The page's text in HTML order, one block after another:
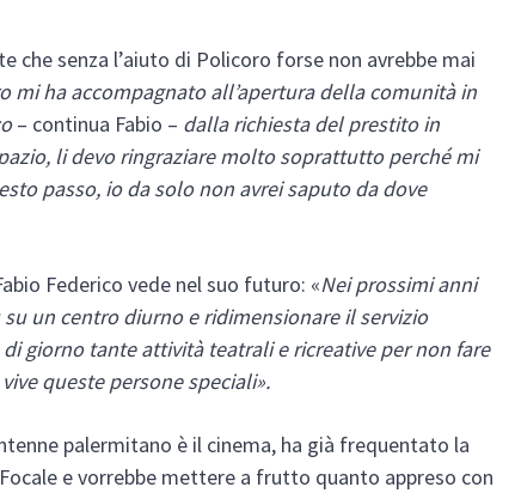
che senza l’aiuto di Policoro forse non avrebbe mai
mi ha accompagnato all’apertura della comunità in
– continua Fabio – dalla richiesta del prestito in
li devo ringraziare molto soprattutto perché mi
passo, io da solo non avrei saputo da dove
Federico vede nel suo futuro: «Nei prossimi anni
un centro diurno e ridimensionare il servizio
di giorno tante attività teatrali e ricreative per non fare
queste persone speciali».
palermitano è il cinema, ha già frequentato la
e vorrebbe mettere a frutto quanto appreso con